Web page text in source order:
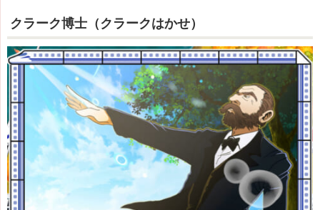
クラーク博士（クラークはかせ）